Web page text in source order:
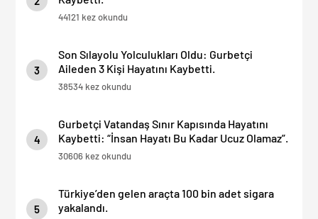
44121 kez okundu
3
Son Sılayolu Yolculukları Oldu: Gurbetçi
Aileden 3 Kişi Hayatını Kaybetti.
38534 kez okundu
4
Gurbetçi Vatandaş Sınır Kapısında Hayatını
Kaybetti: “İnsan Hayatı Bu Kadar Ucuz Olamaz”.
30606 kez okundu
5
Türkiye’den gelen araçta 100 bin adet sigara
yakalandı.